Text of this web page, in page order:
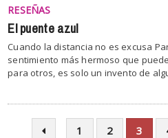
RESEÑAS
El puente azul
Cuando la distancia no es excusa
sentimiento más hermoso que
para otros, es solo un invento de
1 2 3